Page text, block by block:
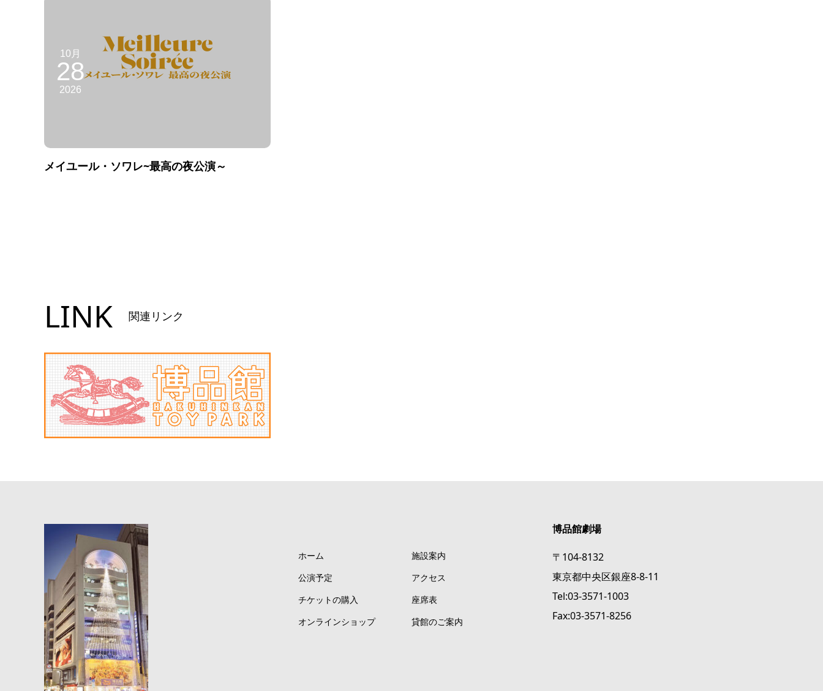
10月
28
2026
メイユール・ソワレ~最高の夜公演～
LINK 関連リンク
ホーム
公演予定
チケットの購入
オンラインショップ
施設案内
アクセス
座席表
貸館のご案内
博品館劇場
〒104-8132
東京都中央区銀座8-8-11
Tel:03-3571-1003
Fax:03-3571-8256